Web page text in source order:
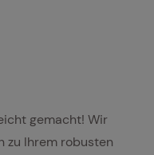
gemacht! Wir
zu Ihrem robusten